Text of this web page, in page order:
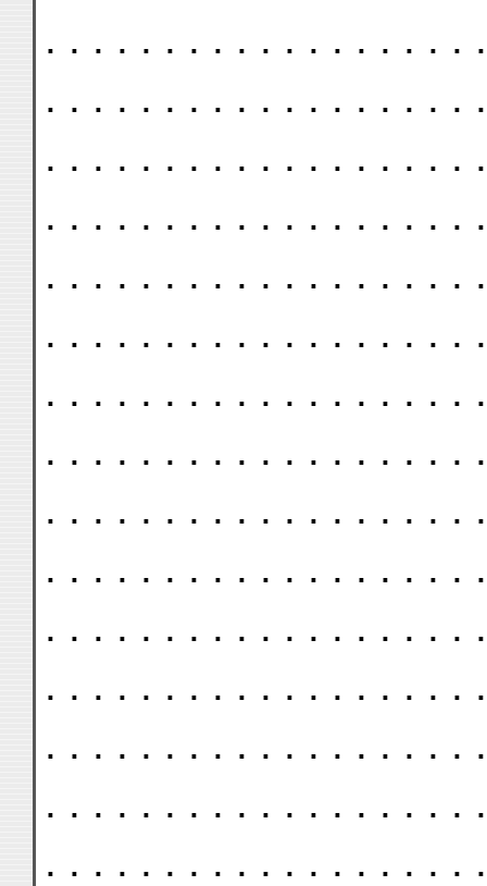
. . . . . . . . . . . . . . . . . .
. . . . . . . . . . . . . . . . . .
. . . . . . . . . . . . . . . . . .
. . . . . . . . . . . . . . . . . .
. . . . . . . . . . . . . . . . . .
. . . . . . . . . . . . . . . . . .
. . . . . . . . . . . . . . . . . .
. . . . . . . . . . . . . . . . . .
. . . . . . . . . . . . . . . . . .
. . . . . . . . . . . . . . . . . .
. . . . . . . . . . . . . . . . . .
. . . . . . . . . . . . . . . . . .
. . . . . . . . . . . . . . . . . .
. . . . . . . . . . . . . . . . . .
. . . . . . . . . . . . . . . . . .